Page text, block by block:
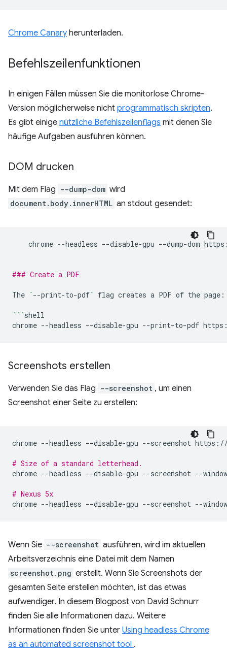
Chrome Canary herunterladen.
Befehlszeilenfunktionen
In einigen Fällen müssen Sie die monitorlose Chrome-
Version möglicherweise nicht programmatisch skripten.
Es gibt einige nützliche Befehlszeilenflags mit denen Sie
häufige Aufgaben ausführen können.
DOM drucken
Mit dem Flag --dump-dom wird
document.body.innerHTML an stdout gesendet:
chrome --headless --disable-gpu --dump-dom
### Create a PDF
The `--print-to-pdf` flag creates a PDF of the page:
```shell
chrome --headless --disable-gpu --print-to-pdf
Screenshots erstellen
Verwenden Sie das Flag --screenshot , um einen
Screenshot einer Seite zu erstellen:
chrome --headless --disable-gpu --screenshot https://
# Size of a standard letterhead.
chrome --headless --disable-gpu --screenshot --
# Nexus 5x
chrome --headless --disable-gpu --screenshot --
Wenn Sie --screenshot ausführen, wird im aktuellen
Arbeitsverzeichnis eine Datei mit dem Namen
screenshot.png erstellt. Wenn Sie Screenshots der
gesamten Seite erstellen möchten, ist das etwas
aufwendiger. In diesem Blogpost von David Schnurr
finden Sie alle Informationen dazu. Weitere
Informationen finden Sie unter Using headless Chrome
as an automated screenshot tool .